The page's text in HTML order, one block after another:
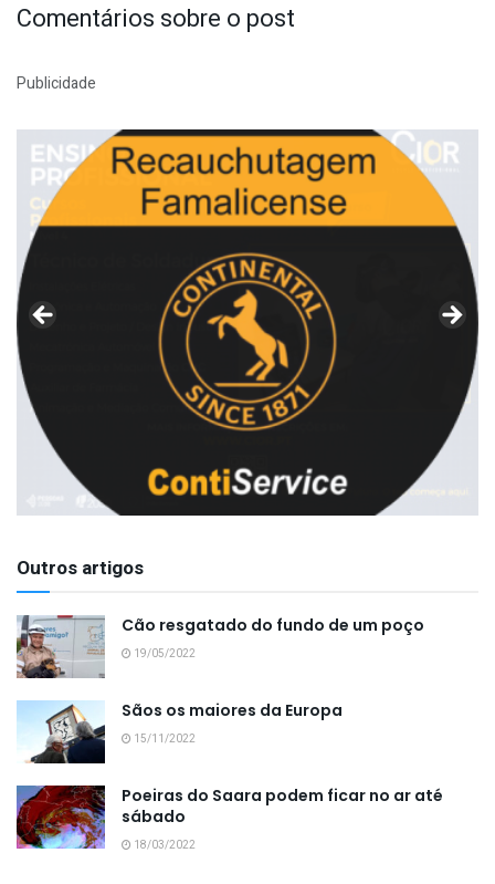
Comentários sobre o post
Publicidade
Outros artigos
Cão resgatado do fundo de um poço
19/05/2022
Sãos os maiores da Europa
15/11/2022
Poeiras do Saara podem ficar no ar até
sábado
18/03/2022